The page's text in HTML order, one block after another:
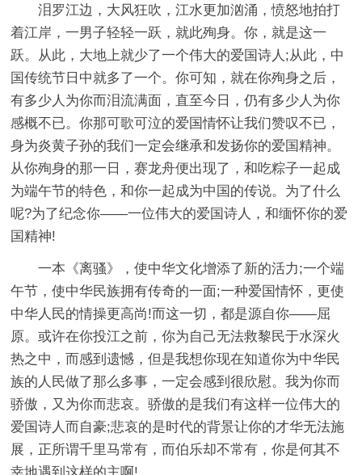
泪罗江边，大风狂吹，江水更加汹涌，愤怒地拍打
着江岸，一男子轻轻一跃，就此殉身。你，就是这一
跃。从此，大地上就少了一个伟大的爱国诗人;从此，中
国传统节日中就多了一个。你可知，就在你殉身之后，
有多少人为你而泪流满面，直至今日，仍有多少人为你
感概不已。你那可歌可泣的爱国情怀让我们赞叹不已，
身为炎黄子孙的我们一定会继承和发扬你的爱国精神。
从你殉身的那一日，赛龙舟便出现了，和吃粽子一起成
为端午节的特色，和你一起成为中国的传说。为了什么
呢?为了纪念你——一位伟大的爱国诗人，和缅怀你的爱
国精神!
一本《离骚》，使中华文化增添了新的活力;一个端
午节，使中华民族拥有传奇的一面;一种爱国情怀，更使
中华人民的情操更高尚!而这一切，都是源自你——屈
原。或许在你投江之前，你为自己无法救黎民于水深火
热之中，而感到遗憾，但是我想你现在知道你为中华民
族的人民做了那么多事，一定会感到很欣慰。我为你而
骄傲，又为你而悲哀。骄傲的是我们有这样一位伟大的
爱国诗人而自豪;悲哀的是时代的背景让你的才华无法施
展，正所谓千里马常有，而伯乐却不常有，你是何其不